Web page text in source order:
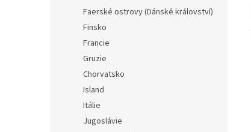
Faerské ostrovy (Dánské království)
Finsko
Francie
Gruzie
Chorvatsko
Island
Itálie
Jugoslávie